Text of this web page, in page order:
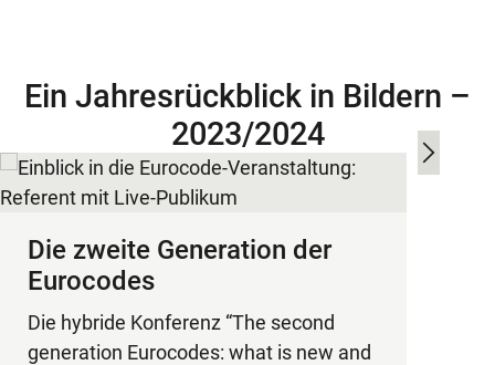
Ein Jahresrückblick in Bildern –
2023/2024
Die zweite Generation der
Eurocodes
Die hybride Konferenz “The second
generation Eurocodes: what is new and